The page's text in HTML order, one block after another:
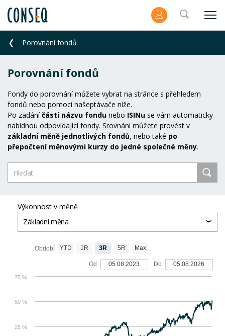
Porovnání fondů
Porovnání fondů
Fondy do porovnání můžete vybrat na stránce s přehledem
fondů nebo pomocí našeptávače níže.
Po zadáníčásti názvu fondu nebo ISINu se vám automaticky
nabídnou odpovídající fondy. Srovnání můžete provést v
základní měně jednotlivých fondů, nebo také po
přepočtení měnovými kurzy do jedné společné měny.
Výkonnost v měně
Základní měna
50 %
25 %
75 %
Období YTD 1R 3R 5R Max
Od 05.08.2023 Do 05.08.2026